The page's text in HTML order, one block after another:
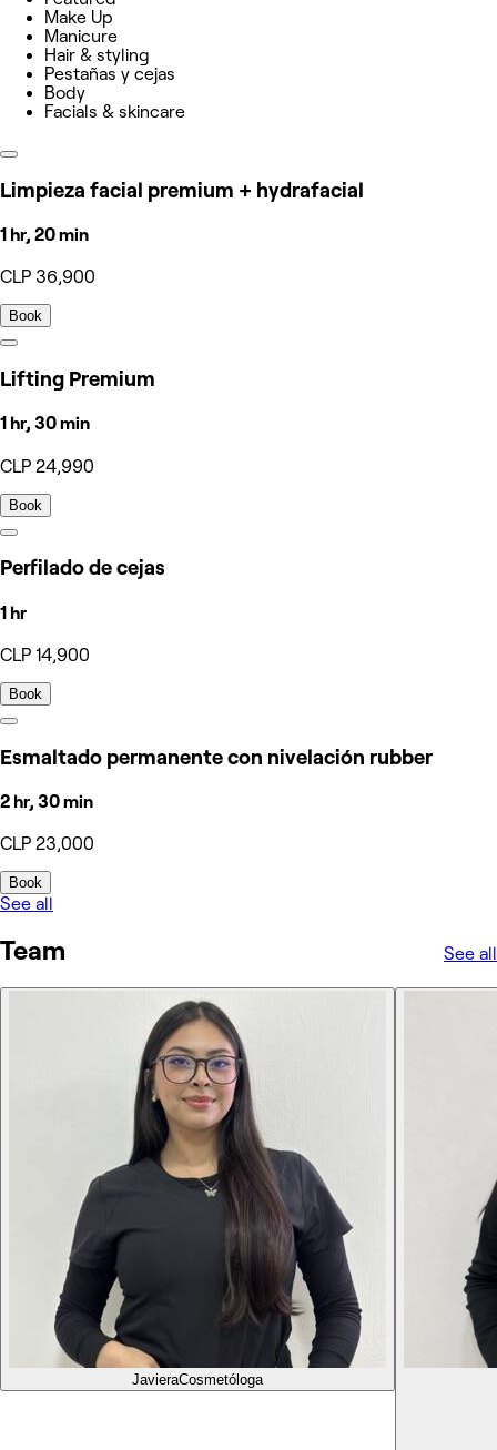
Make Up
Manicure
Hair & styling
Pestañas y cejas
Body
Facials & skincare
Limpieza facial premium + hydrafacial
1 hr, 20 min
CLP 36,900
Book
Lifting Premium
1 hr, 30 min
CLP 24,990
Book
Perfilado de cejas
1 hr
CLP 14,900
Book
Esmaltado permanente con nivelación rubber
2 hr, 30 min
CLP 23,000
Book
See all
Team See all
JavieraCosmetóloga